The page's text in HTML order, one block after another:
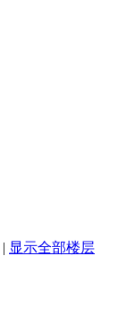
| 显示全部楼层